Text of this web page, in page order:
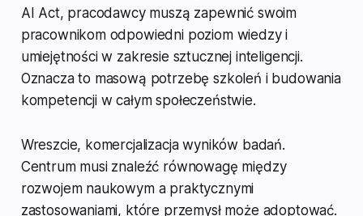
AI Act, pracodawcy muszą zapewnić swoim
pracownikom odpowiedni poziom wiedzy i
umiejętności w zakresie sztucznej inteligencji.
Oznacza to masową potrzebę szkoleń i budowania
kompetencji w całym społeczeństwie.
Wreszcie, komercjalizacja wyników badań.
Centrum musi znaleźć równowagę między
rozwojem naukowym a praktycznymi
zastosowaniami, które przemysł może adoptować.